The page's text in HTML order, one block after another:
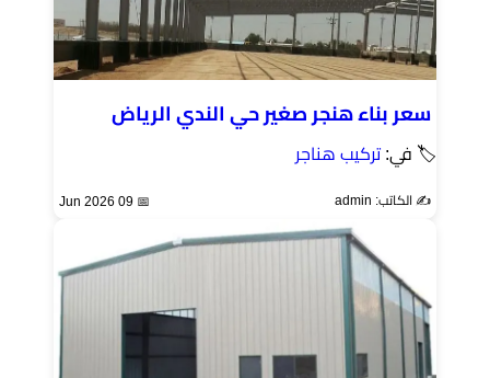
سعر بناء هنجر صغير حي الندي الرياض
🏷 في:تركيب هناجر
✍️ الكاتب: admin 📅 09 Jun 2026